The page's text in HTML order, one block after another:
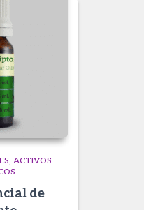
ACTIVOS
de